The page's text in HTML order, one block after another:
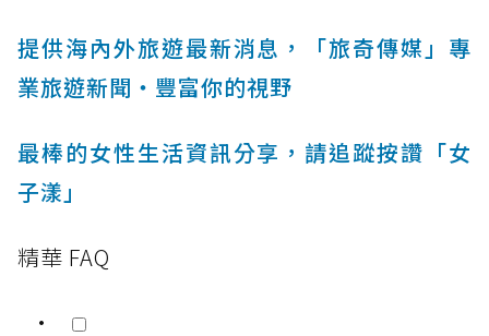
提供海內外旅遊最新消息，「旅奇傳媒」專
業旅遊新聞‧豐富你的視野
最棒的女性生活資訊分享，請追蹤按讚「女
子漾」
精華 FAQ